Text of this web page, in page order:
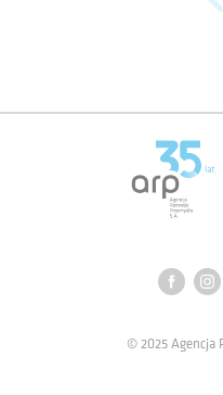
© 2025 Agencja